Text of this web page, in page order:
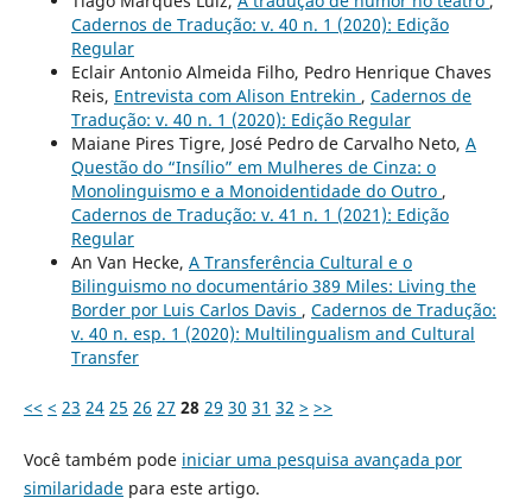
Cadernos de Tradução: v. 40 n. 1 (2020): Edição
Regular
Eclair Antonio Almeida Filho, Pedro Henrique Chaves
Reis, Entrevista com Alison Entrekin , Cadernos de
Tradução: v. 40 n. 1 (2020): Edição Regular
Maiane Pires Tigre, José Pedro de Carvalho Neto, A
Questão do “Insílio” em Mulheres de Cinza: o
Monolinguismo e a Monoidentidade do Outro ,
Cadernos de Tradução: v. 41 n. 1 (2021): Edição
Regular
An Van Hecke, A Transferência Cultural e o
Bilinguismo no documentário 389 Miles: Living the
Border por Luis Carlos Davis , Cadernos de Tradução:
v. 40 n. esp. 1 (2020): Multilingualism and Cultural
Transfer
<< < 23 24 25 26 27 28 29 30 31 32 > >>
Você também pode iniciar uma pesquisa avançada por
similaridadepara este artigo.